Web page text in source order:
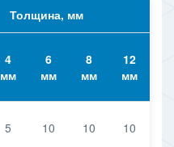
Толщина, мм
4
мм
6
мм
8
мм
12
мм
5 10 10 10